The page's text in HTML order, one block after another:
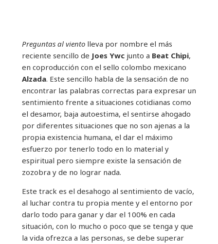
Preguntas al vientolleva por nombre el más
reciente sencillo de Joes Ywcjunto a Beat Chipi,
en coproducción con el sello colombo mexicano
Alzada. Este sencillo habla de la sensación de no
encontrar las palabras correctas para expresar un
sentimiento frente a situaciones cotidianas como
el desamor, baja autoestima, el sentirse ahogado
por diferentes situaciones que no son ajenas a la
propia existencia humana, el dar el máximo
esfuerzo por tenerlo todo en lo material y
espiritual pero siempre existe la sensación de
zozobra y de no lograr nada.
Este track es el desahogo al sentimiento de vacío,
al luchar contra tu propia mente y el entorno por
darlo todo para ganar y dar el 100% en cada
situación, con lo mucho o poco que se tenga y que
la vida ofrezca a las personas, se debe superar